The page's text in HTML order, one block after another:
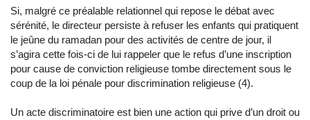
Si, malgré ce préalable relationnel qui repose le débat avec
sérénité, le directeur persiste à refuser les enfants qui pratiquent
le jeûne du ramadan pour des activités de centre de jour, il
s’agira cette fois-ci de lui rappeler que le refus d’une inscription
pour cause de conviction religieuse tombe directement sous le
coup de la loi pénale pour discrimination religieuse (4).
Un acte discriminatoire est bien une action qui prive d’un droit ou